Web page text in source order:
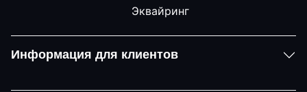
Информация для клиентов